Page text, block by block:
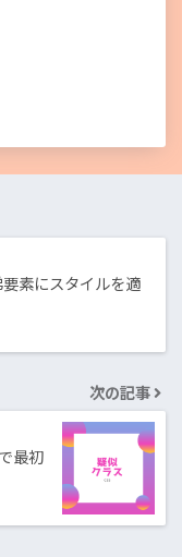
要素にスタイルを適
次の記事
最初